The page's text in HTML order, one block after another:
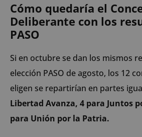
Cómo quedaría el
Deliberante con los
PASO
Si en octubre se dan los mismos
elección PASO de agosto, los 12
eligen se repartirían en partes
Libertad Avanza, 4 para Juntos
para Unión por la Patria.